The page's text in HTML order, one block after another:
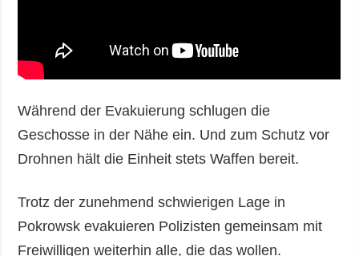
Während der Evakuierung schlugen die
Geschosse in der Nähe ein. Und zum Schutz vor
Drohnen hält die Einheit stets Waffen bereit.
Trotz der zunehmend schwierigen Lage in
Pokrowsk evakuieren Polizisten gemeinsam mit
Freiwilligen weiterhin alle, die das wollen.